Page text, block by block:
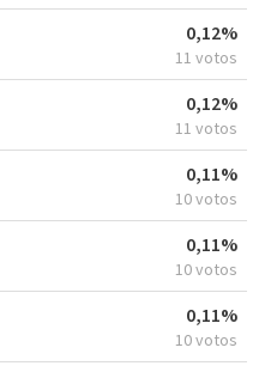
0,12%
11 votos
0,12%
11 votos
0,11%
10 votos
0,11%
10 votos
0,11%
10 votos